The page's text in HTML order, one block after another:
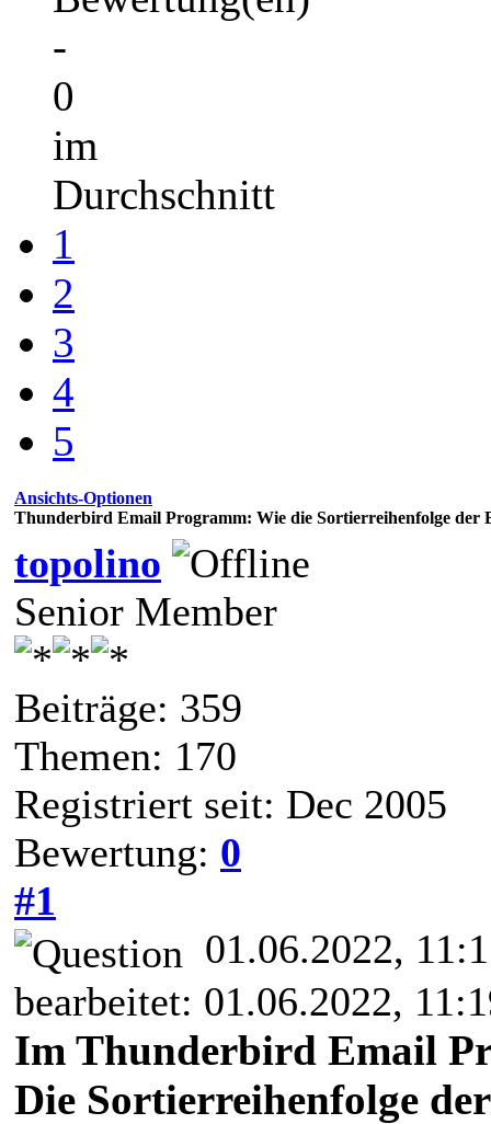
-
0
im
Durchschnitt
1
2
3
4
5
Ansichts-Optionen
Thunderbird Email Programm: Wie die Sortierreihenfolge der
topolino
Senior Member
Beiträge: 359
Themen: 170
Registriert seit: Dec 2005
Bewertung: 0
#1
01.06.2022,
bearbeitet: 01.06.2022,
Im Thunderbird Email
Die Sortierreihenfolge